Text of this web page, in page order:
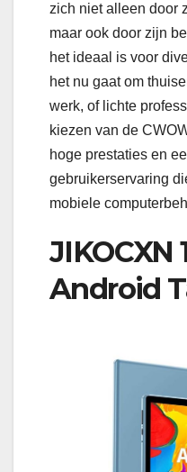
zich niet alleen door
maar ook door zijn
het ideaal is voor
het nu gaat om
werk, of lichte
kiezen van de
hoge prestaties en
gebruikerservaring
mobiele
JIKOCXN
Android